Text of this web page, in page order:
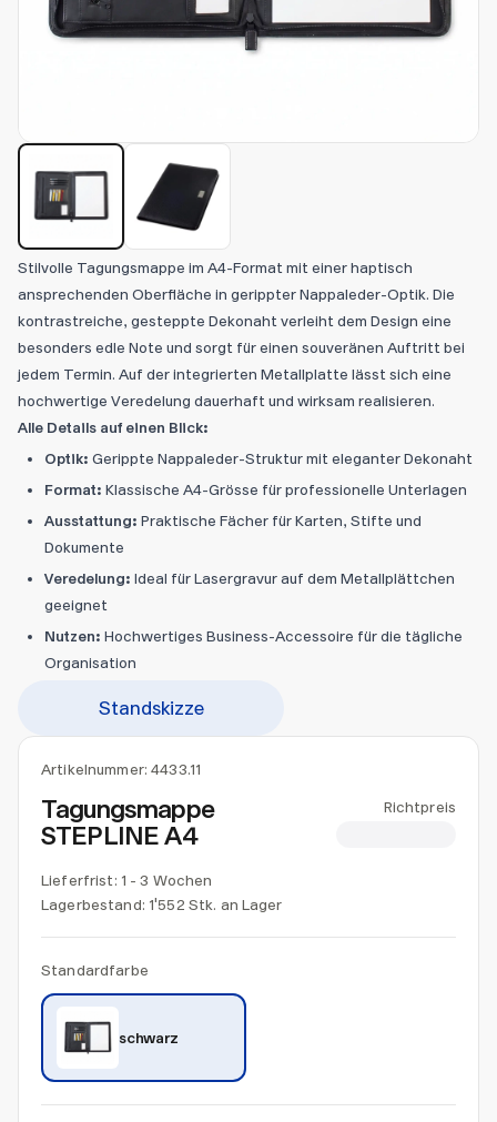
Artikelnummer:4433.11
Tagungsmappe
STEPLINE A4
Richtpreis
Lieferfrist: 1 - 3 Wochen
Lagerbestand: 1'552 Stk. an Lager
Standardfarbe
schwarz
Stilvolle Tagungsmappe im A4-Format mit einer haptisch
ansprechenden Oberfläche in gerippter Nappaleder-Optik. Die
kontrastreiche, gesteppte Dekonaht verleiht dem Design eine
besonders edle Note und sorgt für einen souveränen Auftritt bei
jedem Termin. Auf der integrierten Metallplatte lässt sich eine
hochwertige Veredelung dauerhaft und wirksam realisieren.
Alle Details auf einen Blick:
Optik: Gerippte Nappaleder-Struktur mit eleganter Dekonaht
Format: Klassische A4-Grösse für professionelle Unterlagen
Ausstattung: Praktische Fächer für Karten, Stifte und
Dokumente
Veredelung: Ideal für Lasergravur auf dem Metallplättchen
geeignet
Nutzen: Hochwertiges Business-Accessoire für die tägliche
Organisation
Standskizze